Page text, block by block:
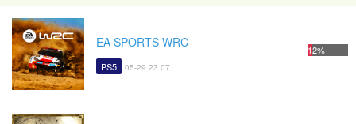
EA SPORTS WRC
PS5 05-29 23:07
12%